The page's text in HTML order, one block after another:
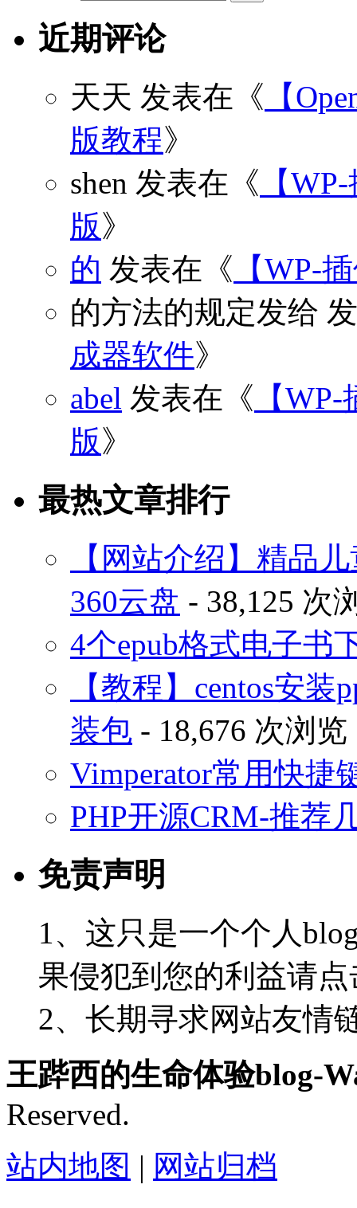
近期评论
天天 发表在《 【
版教程》
shen 发表在《 【
版》
的 发表在《 【WP-
的方法的规定发给
成器软件》
abel 发表在《 【
版》
最热文章排行
【网站介绍】精品
360云盘 - 38,125 次
4个epub格式电子书
【教程】centos安
装包 - 18,676 次浏览
Vimperator常用快捷
PHP开源CRM-推荐
免责声明
1、这只是一个个人
果侵犯到您的利益请
2、长期寻求网站友情
王跸西的生命体验blog-
Reserved.
站内地图 | 网站归档